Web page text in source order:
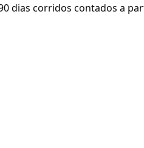
dias corridos contados a